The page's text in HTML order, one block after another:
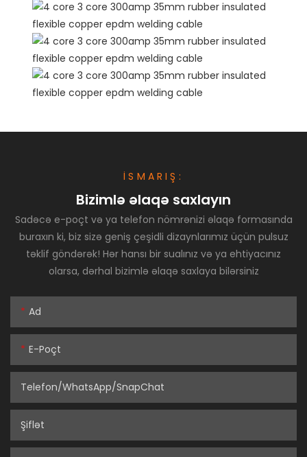
İSMARIŞ:
Bizimlə əlaqə saxlayın
Sadəcə e-poçt və ya telefon nömrənizi əlaqə formasında
buraxın ki, biz sizə geniş çeşidli dizaynlarımız üçün pulsuz
təklif göndərək! Hər hansı bir sualınız və ya ehtiyacınız
olarsa, dərhal bizimlə əlaqə saxlaya bilərsiniz
Ad
E-Poçt
Telefon/WhatsApp/SnapChat
Şiflət